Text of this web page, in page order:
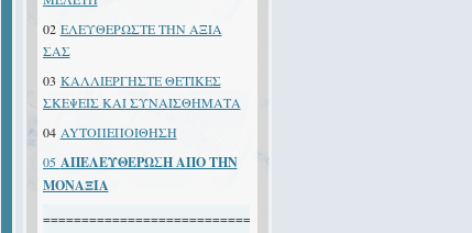
02 ΕΛΕΥΘΕΡΩΣΤΕ ΤΗΝ ΑΞΙΑ
ΣΑΣ
03 ΚΑΛΛΙΕΡΓΗΣΤΕ ΘΕΤΙΚΕΣ
ΣΚΕΨΕΙΣ ΚΑΙ ΣΥΝΑΙΣΘΗΜΑΤΑ
04 AYTOΠEΠOIΘHΣH
05 ΑΠΕΛΕΥΘΕΡΩΣΗ ΑΠΟ ΤΗΝ
ΜΟΝΑΞΙΑ
====================================